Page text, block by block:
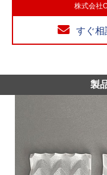
株式会社
すぐ相
製